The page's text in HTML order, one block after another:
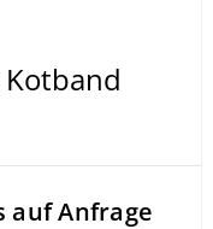
auf Anfrage